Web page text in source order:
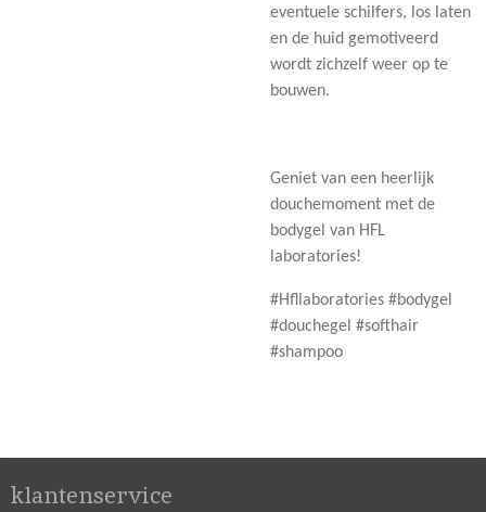
eventuele schilfers, los laten
en de huid gemotiveerd
wordt zichzelf weer op te
bouwen.
Geniet van een heerlijk
douchemoment met de
bodygel van HFL
laboratories!
#Hfllaboratories #bodygel
#douchegel #softhair
#shampoo
klantenservice